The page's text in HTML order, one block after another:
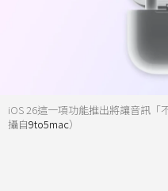
iOS 26這一項功能推出將讓音訊
攝自9to5mac）